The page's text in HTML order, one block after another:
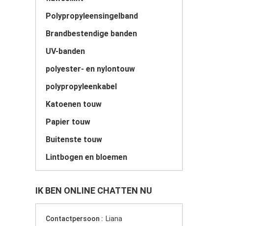
Polypropyleensingelband
Brandbestendige banden
UV-banden
polyester- en nylontouw
polypropyleenkabel
Katoenen touw
Papier touw
Buitenste touw
Lintbogen en bloemen
IK BEN ONLINE CHATTEN NU
Contactpersoon : Liana